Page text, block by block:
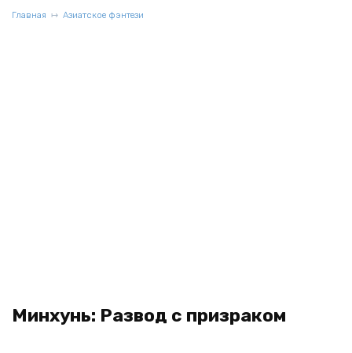
Главная Азиатское фэнтези
Минхунь: Развод с призраком